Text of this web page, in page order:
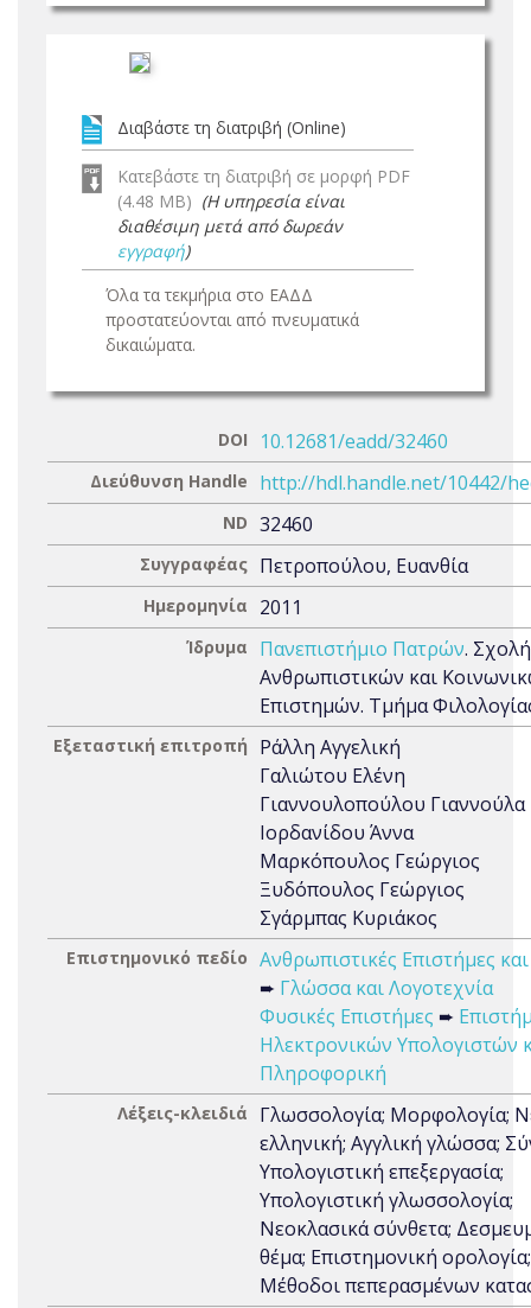
Διαβάστε τη διατριβή (Online)
Κατεβάστε τη διατριβή σε μορφή PDF
(4.48 MB) (Η υπηρεσία είναι
διαθέσιμη μετά από δωρεάν
εγγραφή)
Όλα τα τεκμήρια στο ΕΑΔΔ
προστατεύονται από πνευματικά
δικαιώματα.
DOI 10.12681/eadd/32460
Διεύθυνση Handle http://hdl.handle.net/10442/
ND 32460
Συγγραφέας Πετροπούλου, Ευανθία
Ημερομηνία 2011
Ίδρυμα Πανεπιστήμιο Πατρών. Σχολή
Ανθρωπιστικών και
Επιστημών. Τμήμα
Εξεταστική επιτροπή
Ράλλη Αγγελική
Γαλιώτου Ελένη
Γιαννουλοπούλου Γιαννούλα
Ιορδανίδου Άννα
Μαρκόπουλος Γεώργιος
Ξυδόπουλος Γεώργιος
Σγάρμπας Κυριάκος
Επιστημονικό πεδίο Ανθρωπιστικές Επιστήμες
➨ Γλώσσα και Λογοτεχνία
Φυσικές Επιστήμες ➨
Ηλεκτρονικών Υπολογιστών
Πληροφορική
Λέξεις-κλειδιά
Γλωσσολογία; Μορφολογία;
ελληνική; Αγγλική γλώσσα;
Υπολογιστική επεξεργασία;
Υπολογιστική γλωσσολογία;
Νεοκλασικά σύνθετα;
θέμα; Επιστημονική ορολογία;
Μέθοδοι πεπερασμένων